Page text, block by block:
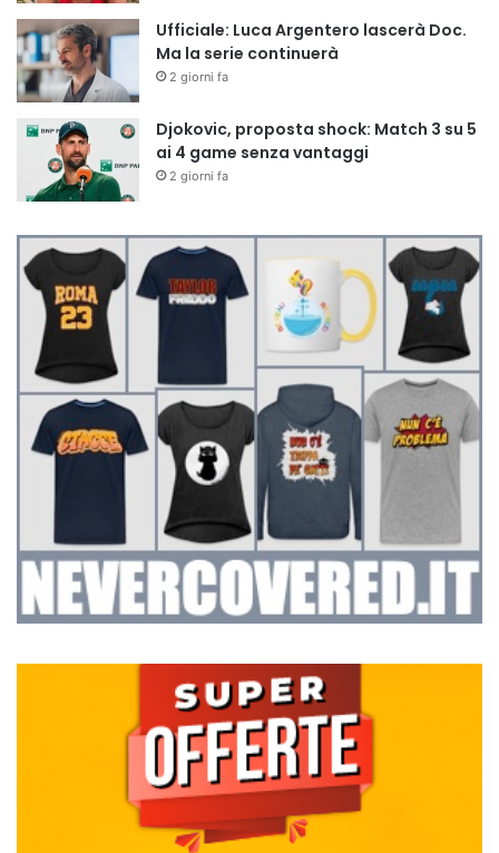
Ufficiale: Luca Argentero lascerà Doc.
Ma la serie continuerà
2 giorni fa
Djokovic, proposta shock: Match 3 su 5
ai 4 game senza vantaggi
2 giorni fa